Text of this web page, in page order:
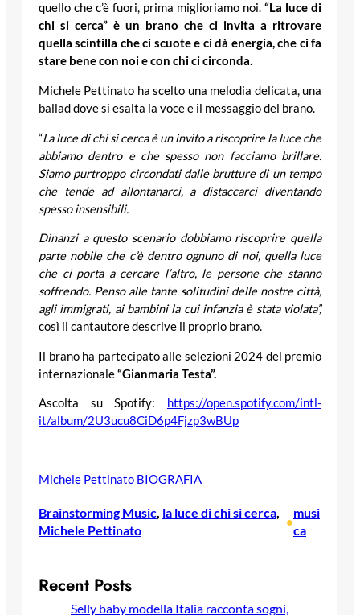
quello che c’è fuori, prima miglioriamo noi. “La luce di
chi si cerca” è un brano che ci invita a ritrovare
quella scintilla che ci scuote e ci dà energia, che ci fa
stare bene con noi e con chi ci circonda.
Michele Pettinato ha scelto una melodia delicata, una
ballad dove si esalta la voce e il messaggio del brano.
“La luce di chi si cerca è un invito a riscoprire la luce che
abbiamo dentro e che spesso non facciamo brillare.
Siamo purtroppo circondati dalle brutture di un tempo
che tende ad allontanarci, a distaccarci diventando
spesso insensibili.
Dinanzi a questo scenario dobbiamo riscoprire quella
parte nobile che c’è dentro ognuno di noi, quella luce
che ci porta a cercare l’altro, le persone che stanno
soffrendo. Penso alle tante solitudini delle nostre città,
agli immigrati, ai bambini la cui infanzia è stata violata”,
così il cantautore descrive il proprio brano.
Il brano ha partecipato alle selezioni 2024 del premio
internazionale“Gianmaria Testa”.
Ascolta su Spotify: https://open.spotify.com/intl-
it/album/2U3ucu8CiD6p4Fjzp3wBUp
Michele Pettinato BIOGRAFIA
Brainstorming Music, la luce di chi si cerca
Michele Pettinato
•
musi
ca
Recent Posts
Selly baby modella Italia racconta sogni,